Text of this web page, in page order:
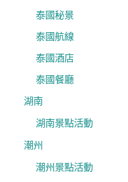
泰國秘景
泰國航線
泰國酒店
泰國餐廳
湖南
湖南景點活動
潮州
潮州景點活動